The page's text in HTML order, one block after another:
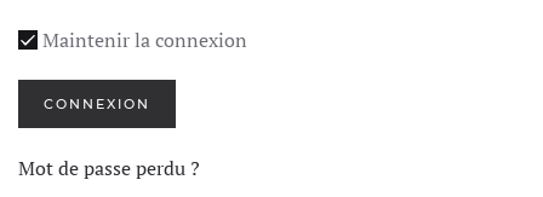
Maintenir la connexion
CONNEXION
Mot de passe perdu ?